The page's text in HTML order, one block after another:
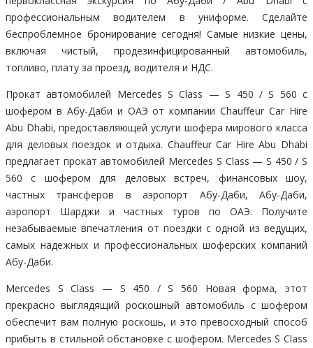
профессиональным водителем в униформе. Сделайте
беспроблемное бронирование сегодня! Самые низкие цены,
включая чистый, продезинфицированный автомобиль,
топливо, плату за проезд, водителя и НДС.
Прокат автомобилей Mercedes S Class — S 450 / S 560 с
шофером в Абу-Даби и ОАЭ от компании Chauffeur Car Hire
Abu Dhabi, предоставляющей услуги шофера мирового класса
для деловых поездок и отдыха. Chauffeur Car Hire Abu Dhabi
предлагает прокат автомобилей Mercedes S Class — S 450 / S
560 с шофером для деловых встреч, финансовых шоу,
частных трансферов в аэропорт Абу-Даби, Абу-Даби,
аэропорт Шарджи и частных туров по ОАЭ. Получите
незабываемые впечатления от поездки с одной из ведущих,
самых надежных и профессиональных шоферских компаний
Абу-Даби.
Mercedes S Class — S 450 / S 560 Новая форма, этот
прекрасно выглядящий роскошный автомобиль с шофером
обеспечит вам полную роскошь, и это превосходный способ
прибыть в стильной обстановке с шофером. Mercedes S Class